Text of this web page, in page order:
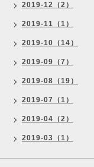
2019-12（2）
2019-11（1）
2019-10（14）
2019-09（7）
2019-08（19）
2019-07（1）
2019-04（2）
2019-03（1）